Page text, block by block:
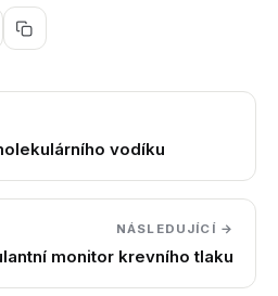
vodíku
NÁSLEDUJÍCÍ →
monitor krevního tlaku